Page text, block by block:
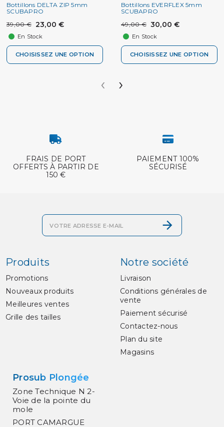
Bottillons DELTA ZIP 5mm
SCUBAPRO
39,00 € 23,00 €
En Stock
CHOISISSEZ UNE OPTION
Bottillons EVERFLEX 5mm
SCUBAPRO
49,00 € 30,00 €
En Stock
CHOISISSEZ UNE OPTION
‹ ›
FRAIS DE PORT
OFFERTS À PARTIR DE
150 €
PAIEMENT 100%
SÉCURISÉ
Produits
Promotions
Nouveaux produits
Meilleures ventes
Grille des tailles
Notre société
Livraison
Conditions générales de
vente
Paiement sécurisé
Contactez-nous
Plan du site
Magasins
Prosub Plongée
Zone Technique N 2-
Voie de la pointe du
mole
PORT CAMARGUE